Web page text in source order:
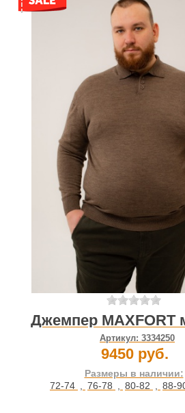
Джемпер MAXFORT
Артикул: 3334250
9450 руб.
Размеры в наличии:
72-74 , 76-78 , 80-82 , 88-